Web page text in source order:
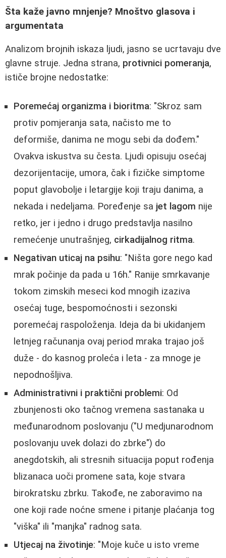
Šta kaže javno mnjenje? Mnoštvo glasova i
argumentata
Analizom brojnih iskaza ljudi, jasno se ucrtavaju dve
glavne struje. Jedna strana, protivnici pomeranja,
ističe brojne nedostatke:
Poremećaj organizma i bioritma: "Skroz sam
protiv pomjeranja sata, načisto me to
deformiše, danima ne mogu sebi da dođem."
Ovakva iskustva su česta. Ljudi opisuju osećaj
dezorijentacije, umora, čak i fizičke simptome
poput glavobolje i letargije koji traju danima, a
nekada i nedeljama. Poređenje sa jet lagom nije
retko, jer i jedno i drugo predstavlja nasilno
remećenje unutrašnjeg, cirkadijalnog ritma.
Negativan uticaj na psihu: "Ništa gore nego kad
mrak počinje da pada u 16h." Ranije smrkavanje
tokom zimskih meseci kod mnogih izaziva
osećaj tuge, bespomoćnosti i sezonski
poremećaj raspoloženja. Ideja da bi ukidanjem
letnjeg računanja ovaj period mraka trajao još
duže - do kasnog proleća i leta - za mnoge je
nepodnošljiva.
Administrativni i praktični problemi: Od
zbunjenosti oko tačnog vremena sastanaka u
međunarodnom poslovanju ("U medjunarodnom
poslovanju uvek dolazi do zbrke") do
anegdotskih, ali stresnih situacija poput rođenja
blizanaca uoči promene sata, koje stvara
birokratsku zbrku. Takođe, ne zaboravimo na
one koji rade noćne smene i pitanje plaćanja tog
"viška" ili "manjka" radnog sata.
Utjecaj na životinje: "Moje kuče u isto vreme